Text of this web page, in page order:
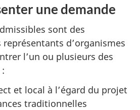
une demande
sont des
d’organismes
l’un ou plusieurs des
et local à l’égard du projet
traditionnelles